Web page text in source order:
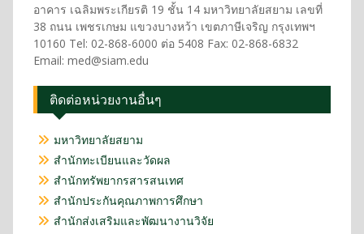
อาคาร เฉลิมพระเกียรติ 19 ชั้น 14 มหาวิทยาลัยสยาม เลขที่
38 ถนน เพชรเกษม แขวงบางหว้า เขตภาษีเจริญ กรุงเทพฯ
10160 Tel: 02-868-6000 ต่อ 5408 Fax: 02-868-6832
Email: med@siam.edu
ติดต่อหน่วยงานอื่นๆ
มหาวิทยาลัยสยาม
สำนักทะเบียนและวัดผล
สำนักทรัพยากรสารสนเทศ
สำนักประกันคุณภาพการศึกษา
สำนักส่งเสริมและพัฒนางานวิจัย